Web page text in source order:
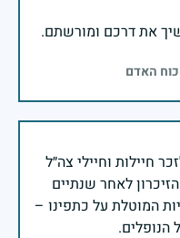
את דרכם ומורשתם.
האדם
חיילות וחיילי צה״ל
לאחר שנתיים
המוטלת על כתפינו –